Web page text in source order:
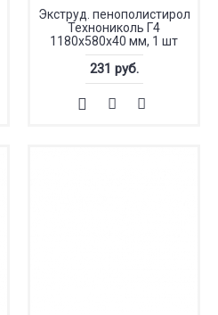
Экструд. пенополистирол
Технониколь Г4
1180х580х40 мм, 1 шт
231 руб.